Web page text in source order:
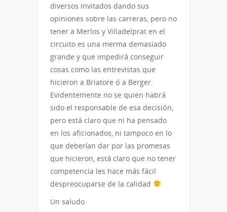
diversos invitados dando sus
opiniones sobre las carreras, pero no
tener a Merlos y Villadelprat en el
circuito es una merma demasiado
grande y que impedirá conseguir
cosas como las entrevistas que
hicieron a Briatore ó a Berger.
Evidentemente no se quien habrá
sido el responsable de esa decisión,
pero está claro que ni ha pensado
en los aficionados, ni tampoco en lo
que deberían dar por las promesas
que hicieron, está claro que no tener
competencia les hace más fácil
despreocuparse de la calidad
Un saludo.